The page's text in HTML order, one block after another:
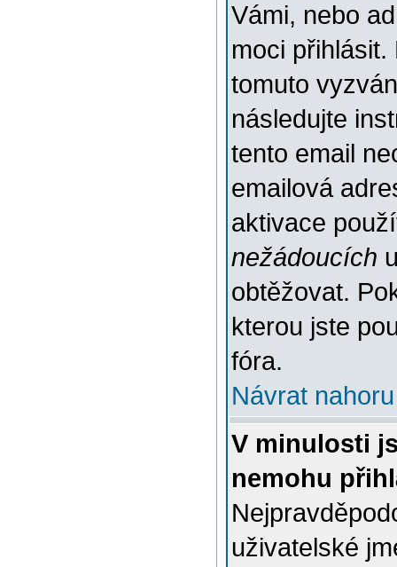
Vámi, nebo
moci
tomuto
následujte
tento email
emailová
aktivace
nežádoucích
obtěžovat.
kterou jste
fóra.
Návrat nahoru
V minulosti
nemohu
uživatelské